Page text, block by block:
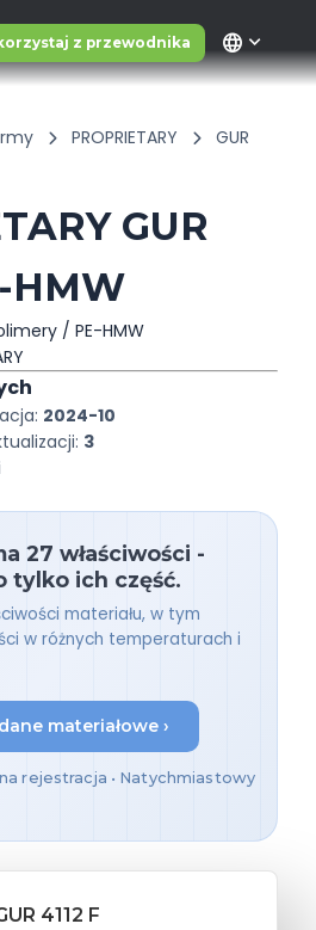
z przewodnika language
PROPRIETARY
GUR
GUR
HMW
/ PE-HMW
2024-10
3
27 właściwości -
tylko ich część.
materiału, w tym
w różnych temperaturach i
materiałowe ›
rejestracja • Natychmiastowy
4112 F